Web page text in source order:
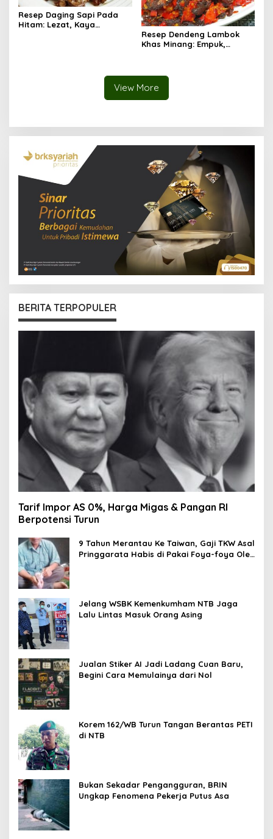
Resep Daging Sapi Pada
Hitam: Lezat, Kaya
Resep Dendeng Lambok
Khas Minang: Empuk,
View More
BERITA TERPOPULER
Tarif Impor AS 0%, Harga Migas & Pangan RI
Berpotensi Turun
9 Tahun Merantau Ke Taiwan, Gaji TKW Asal
Pringgarata Habis di Pakai Foya-foya Oleh
Jelang WSBK Kemenkumham NTB Jaga
Lalu Lintas Masuk Orang Asing
Jualan Stiker AI Jadi Ladang Cuan Baru,
Begini Cara Memulainya dari Nol
Korem 162/WB Turun Tangan Berantas PETI
di NTB
Bukan Sekadar Pengangguran, BRIN
Ungkap Fenomena Pekerja Putus Asa